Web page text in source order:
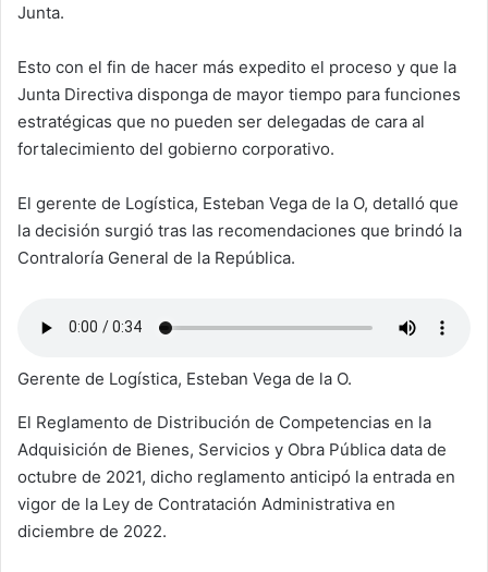
Junta.
Esto con el fin de hacer más expedito el proceso y que la
Junta Directiva disponga de mayor tiempo para funciones
estratégicas que no pueden ser delegadas de cara al
fortalecimiento del gobierno corporativo.
El gerente de Logística, Esteban Vega de la O, detalló que
la decisión surgió tras las recomendaciones que brindó la
Contraloría General de la República.
Gerente de Logística, Esteban Vega de la O.
El Reglamento de Distribución de Competencias en la
Adquisición de Bienes, Servicios y Obra Pública data de
octubre de 2021, dicho reglamento anticipó la entrada en
vigor de la Ley de Contratación Administrativa en
diciembre de 2022.